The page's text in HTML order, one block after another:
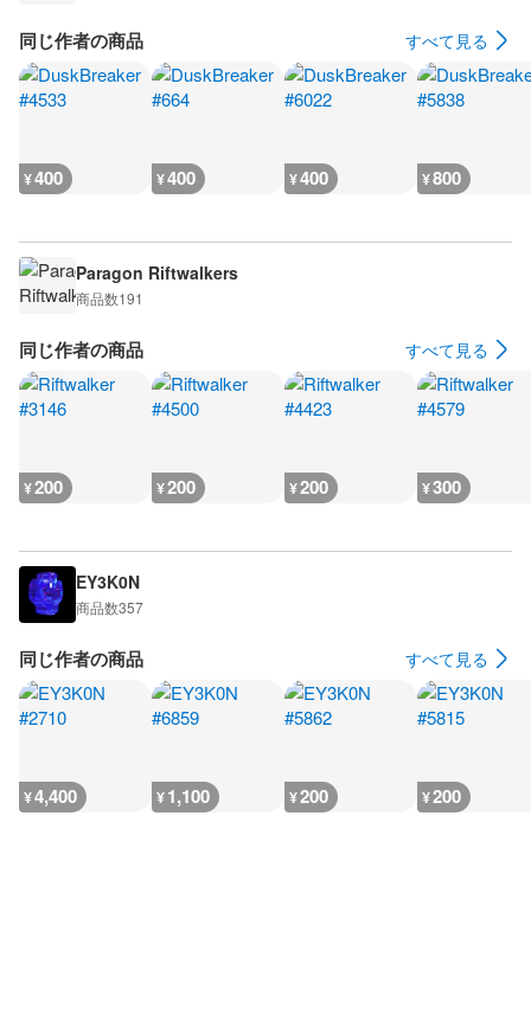
同じ作者の商品 すべて見る
¥400 ¥400 ¥400 ¥800
Paragon Riftwalkers
商品数191
同じ作者の商品 すべて見る
¥200 ¥200 ¥200 ¥300
EY3K0N
商品数357
同じ作者の商品 すべて見る
¥4,400 ¥1,100 ¥200 ¥200